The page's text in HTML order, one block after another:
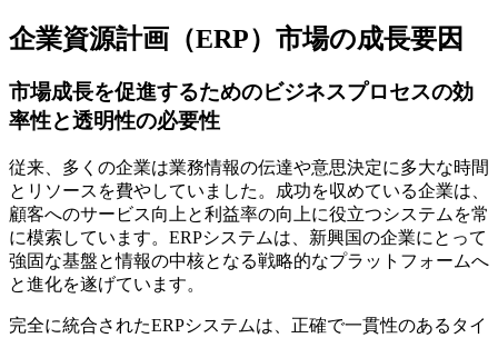
企業資源計画（ERP）市場の成長要因
市場成長を促進するためのビジネスプロセスの効
率性と透明性の必要性
従来、多くの企業は業務情報の伝達や意思決定に多大な時間
とリソースを費やしていました。成功を収めている企業は、
顧客へのサービス向上と利益率の向上に役立つシステムを常
に模索しています。ERPシステムは、新興国の企業にとって
強固な基盤と情報の中核となる戦略的なプラットフォームへ
と進化を遂げています。
完全に統合されたERPシステムは、正確で一貫性のあるタイ